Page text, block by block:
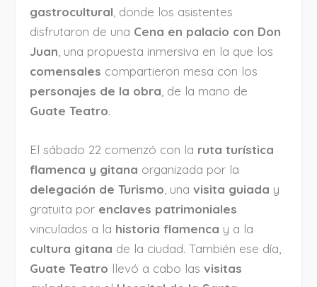
gastrocultural , donde los asistentes
disfrutaron de una Cena en palacio con Don
Juan , una propuesta inmersiva en la que los
comensales compartieron mesa con los
personajes de la obra , de la mano de
Guate Teatro.
El sábado 22 comenzó con la ruta turística
flamenca y gitana organizada por la
delegación de Turismo , unavisita guiada y
gratuita por enclaves patrimoniales
vinculados a la historia flamenca y a la
cultura gitana de la ciudad. También ese día,
Guate Teatro llevó a cabo lasvisitas